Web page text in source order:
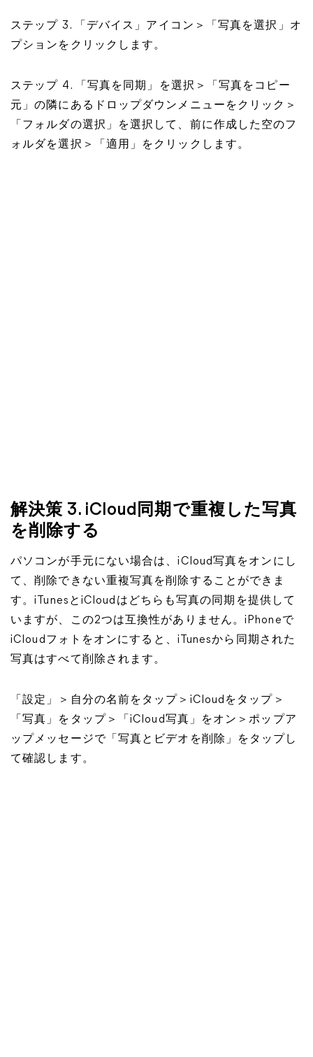
ステップ 3. 「デバイス」アイコン＞「写真を選択」オ
プションをクリックします。
ステップ 4. 「写真を同期」を選択＞「写真をコピー
元」の隣にあるドロップダウンメニューをクリック＞
「フォルダの選択」を選択して、前に作成した空のフ
ォルダを選択＞「適用」をクリックします。
解決策 3. iCloud同期で重複した写真
を削除する
パソコンが手元にない場合は、iCloud写真をオンにし
て、削除できない重複写真を削除することができま
す。iTunesとiCloudはどちらも写真の同期を提供して
いますが、この2つは互換性がありません。iPhoneで
iCloudフォトをオンにすると、iTunesから同期された
写真はすべて削除されます。
「設定」＞自分の名前をタップ＞iCloudをタップ＞
「写真」をタップ＞「iCloud写真」をオン＞ポップア
ップメッセージで「写真とビデオを削除」をタップし
て確認します。